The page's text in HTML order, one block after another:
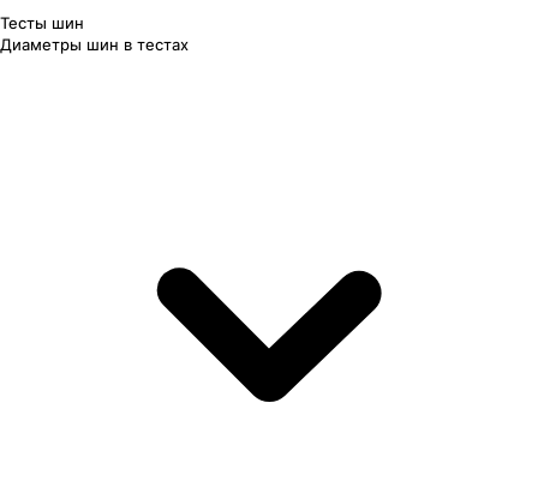
Тесты шин
Диаметры шин в тестах